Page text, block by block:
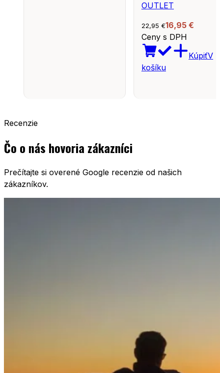
OUTLET
22,95 €16,95 €
Ceny s DPH
KúpiťV
košíku
Recenzie
Čo o nás hovoria zákazníci
Prečítajte si overené Google recenzie od našich
zákazníkov.